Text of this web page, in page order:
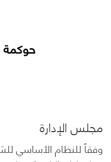
حوكمة
مجلس الإدارة
وفقاً للنظام الأساسي